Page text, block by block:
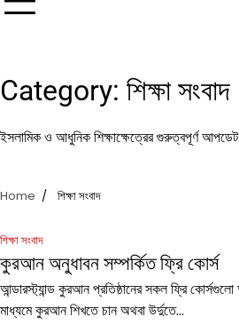
Category: শিক্ষা সংবাদ
ইসলামিক ও আধুনিক শিক্ষাক্ষেত্রের গুরুত্বপূর্ণ
Home শিক্ষা সংবাদ
শিক্ষা সংবাদ
কুরআন অনুধাবন সম্পর্কিত ফ্রি কোর্স
আন্ডারস্ট্যান্ড কুরআন প্রতিষ্ঠানের সকল ফ্রি
মাধ্যমে কুরআন শিখতে চান অথবা উর্দুতে...